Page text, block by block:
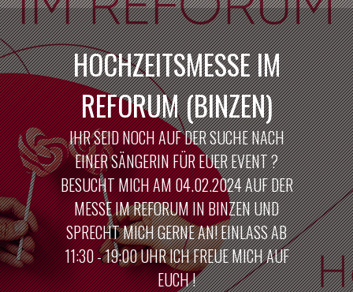
HOCHZEITSMESSE IM
REFORUM (BINZEN)
IHR SEID NOCH AUF DER SUCHE NACH
EINER SÄNGERIN FÜR EUER EVENT ?
BESUCHT MICH AM 04.02.2024 AUF DER
MESSE IM REFORUM IN BINZEN UND
SPRECHT MICH GERNE AN! EINLASS AB
11:30 - 19:00 UHR ICH FREUE MICH AUF
EUCH !